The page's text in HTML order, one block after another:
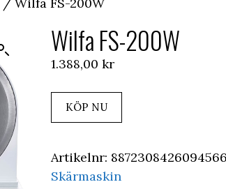
/ Wilfa FS-200W
Wilfa FS-200W
1.388,00 kr
KÖP NU
Artikelnr:
Skärmaskin